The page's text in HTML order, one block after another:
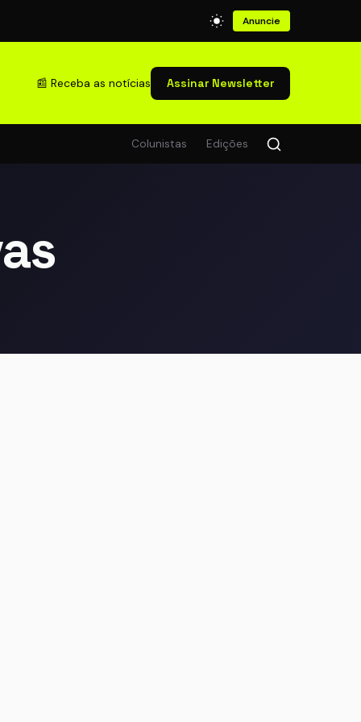
Anuncie
📰 Receba as notícias Assinar Newsletter
Colunistas Edições